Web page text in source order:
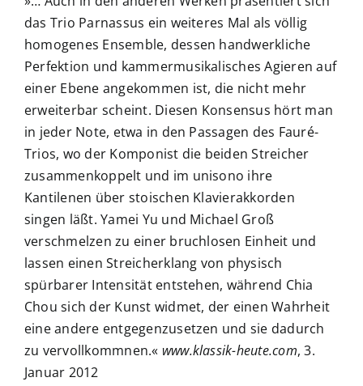
das Trio Parnassus ein weiteres Mal als völlig
homogenes Ensemble, dessen handwerkliche
Perfektion und kammermusikalisches Agieren auf
einer Ebene angekommen ist, die nicht mehr
erweiterbar scheint. Diesen Konsensus hört man
in jeder Note, etwa in den Passagen des Fauré-
Trios, wo der Komponist die beiden Streicher
zusammenkoppelt und im unisono ihre
Kantilenen über stoischen Klavierakkorden
singen läßt. Yamei Yu und Michael Groß
verschmelzen zu einer bruchlosen Einheit und
lassen einen Streicherklang von physisch
spürbarer Intensität entstehen, während Chia
Chou sich der Kunst widmet, der einen Wahrheit
eine andere entgegenzusetzen und sie dadurch
zu vervollkommnen.« www.klassik-heute.com, 3.
Januar 2012